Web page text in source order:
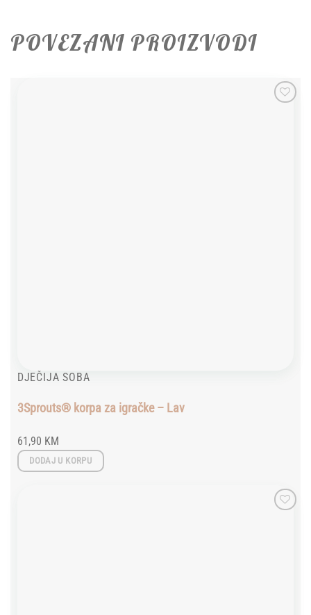
POVEZANI PROIZVODI
DJEČIJA SOBA
3Sprouts® korpa za igračke – Lav
61,90 KM
DODAJ U KORPU